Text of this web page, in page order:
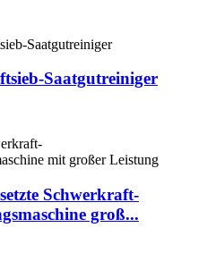
Saatgutreiniger
Schwerkraft-
groß...